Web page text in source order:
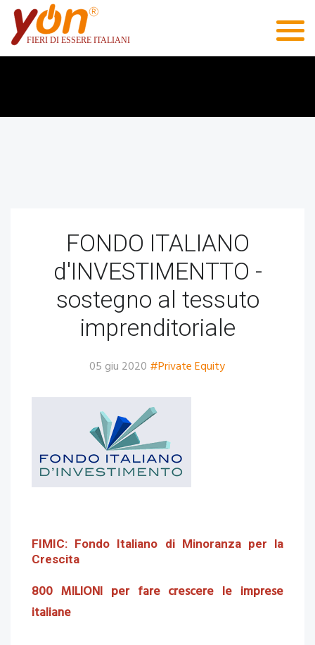
FONDO ITALIANO
d'INVESTIMENTTO -
sostegno al tessuto
imprenditoriale
05 giu 2020 #Private Equity
FIMIC: Fondo Italiano di Minoranza per la
Crescita
800 MILIONI per fare crescere le imprese
italiane